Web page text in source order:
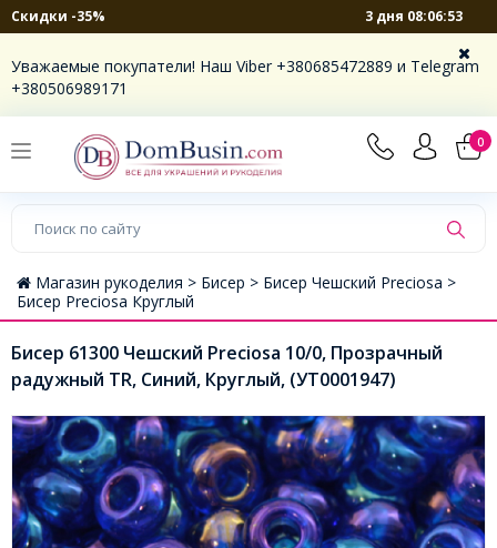
Скидки -35% 3 дня 08:06:52
Уважаемые покупатели! Наш Viber +380685472889 и Telegram
+380506989171
0
Магазин рукоделия > Бисер > Бисер Чешский Preciosa >
Бисер Preciosa Круглый
Бисер 61300 Чешский Preciosa 10/0, Прозрачный
радужный TR, Синий, Круглый, (УТ0001947)